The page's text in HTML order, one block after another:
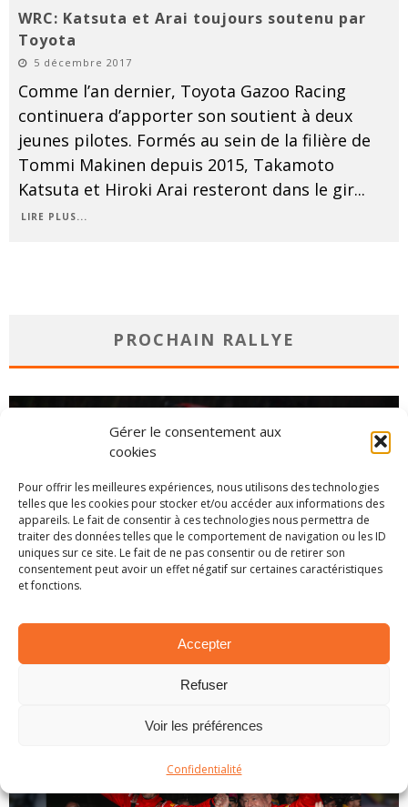
Gérer le consentement aux
cookies
Pour offrir les meilleures expériences, nous utilisons des technologies
telles que les cookies pour stocker et/ou accéder aux informations des
appareils. Le fait de consentir à ces technologies nous permettra de
traiter des données telles que le comportement de navigation ou les ID
uniques sur ce site. Le fait de ne pas consentir ou de retirer son
consentement peut avoir un effet négatif sur certaines caractéristiques
et fonctions.
Accepter
Refuser
Voir les préférences
Confidentialité
WRC: Katsuta et Arai toujours soutenu par
Toyota
5 décembre 2017
Comme l’an dernier, Toyota Gazoo Racing
continuera d’apporter son soutient à deux
jeunes pilotes. Formés au sein de la filière de
Tommi Makinen depuis 2015, Takamoto
Katsuta et Hiroki Arai resteront dans le gir...
LIRE PLUS...
PROCHAIN RALLYE
CHAMPIONNAT